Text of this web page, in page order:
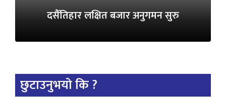
दसैँतिहार लक्षित बजार अनुगमन सुरु
छुटाउनुभयो कि ?